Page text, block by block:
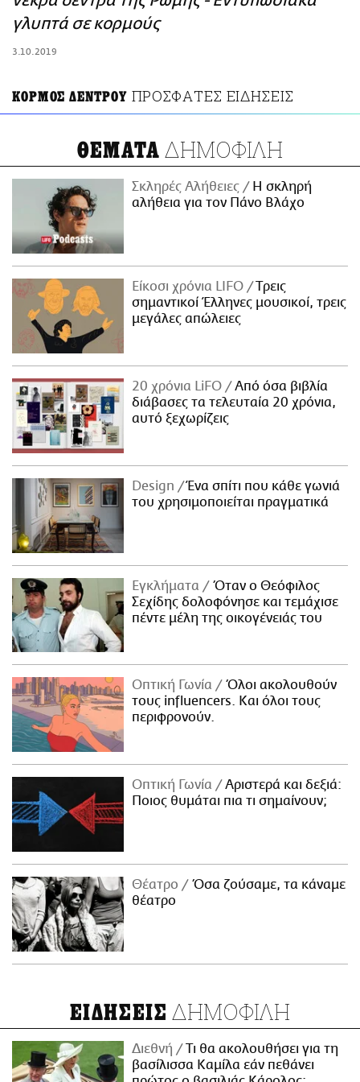
ΑΜΠΑ
γλυπτά σε κορμούς
3.10.2019
ΚΟΡΜΟΣ ΔΕΝΤΡΟΥ ΠΡΟΣΦΑΤΕΣ ΕΙΔΗΣΕΙΣ
ΘΕΜΑΤΑ ΔΗΜΟΦΙΛΗ
Σκληρές Αλήθειες
H σκληρή
αλήθεια για τον Πάνο Βλάχο
Είκοσι χρόνια LIFO
Tρεις
σημαντικοί Έλληνες μουσικοί, τρεις
μεγάλες απώλειες
20 χρόνια LiFO
Από όσα βιβλία
διάβασες τα τελευταία 20 χρόνια,
αυτό ξεχωρίζεις
Design
Ένα σπίτι που κάθε γωνιά
του χρησιμοποιείται πραγματικά
Εγκλήματα
Όταν ο Θεόφιλος
Σεχίδης δολοφόνησε και τεμάχισε
πέντε μέλη της οικογένειάς του
Οπτική Γωνία
Όλοι ακολουθούν
τους influencers. Και όλοι τους
περιφρονούν.
Οπτική Γωνία
Αριστερά και δεξιά:
Ποιος θυμάται πια τι σημαίνουν;
Θέατρο
Όσα ζούσαμε, τα κάναμε
θέατρο
ΕΙΔΗΣΕΙΣ ΔΗΜΟΦΙΛΗ
Διεθνή
Τι θα ακολουθήσει για τη
βασίλισσα Καμίλα εάν πεθάνει